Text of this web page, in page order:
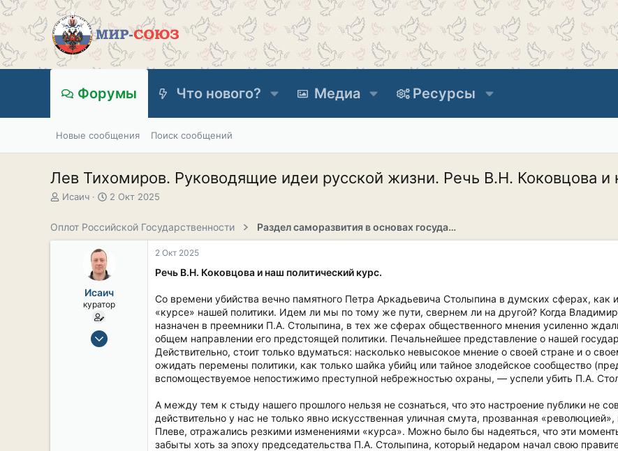
Форумы Что нового? Медиа Ресурсы
Новые сообщения Поиск сообщений
Лев Тихомиров. Руководящие идеи русской жизни. Речь В.Н. Коковцова и
А
о
Исаич
Д
а
л
а
2 Окт 2025
Оплот Российской Государственности Раздел саморазвития в основах государственности
Исаич
куратор
15 Сен 2019
2 Окт 2025
Речь В.Н. Коковцова и наш политический курс.
Со времени убийства вечно памятного Петра Аркадьевича Столыпина в думских сферах, как
«курсе» нашей политики. Идем ли мы по тому же пути, свернем ли на другой? Когда
назначен в преемники П.А. Столыпина, в тех же сферах общественного мнения усиленно
общем направлении его предстоящей политики. Печальнейшее представление о нашей
Действительно, стоит только вдуматься: насколько невысокое мнение о своей стране и о
ожидать перемены политики, как только шайка убийц или тайное злодейское сообщество
вспомоществуемое непостижимо преступной небрежностью охраны, — успели убить П.А.
А между тем к стыду нашего прошлого нельзя не сознаться, что это настроение публики не
действительно у нас не только явно искусственная уличная смута, прозванная
Плеве, отражались резкими изменениями «курса». Можно было бы надеяться, что эти
забыты хоть за эпоху председательства П.А. Столыпина, который недаром начал свою